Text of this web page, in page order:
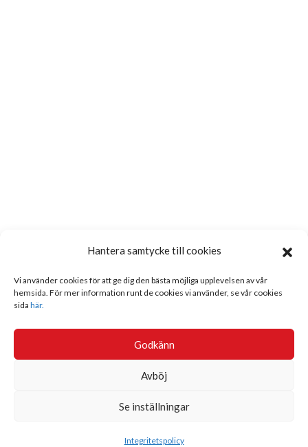
Hantera samtycke till cookies
Vi använder cookies för att ge dig den bästa möjliga upplevelsen av vår
hemsida. För mer information runt de cookies vi använder, se vår cookies
sida här.
Godkänn
Avböj
Se inställningar
Integritetspolicy